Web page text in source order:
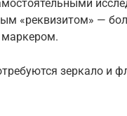
«реквизитом» —
зеркало и